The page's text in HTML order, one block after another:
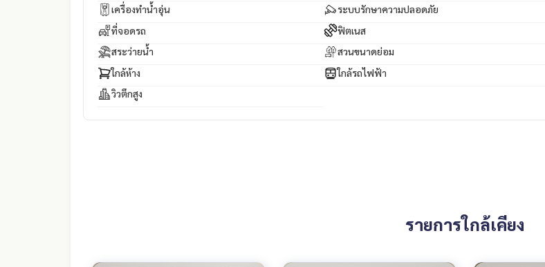
เครื่องทำน้ำอุ่น
ระบบรักษาความปลอดภัย
ที่จอดรถ
ฟิตเนส
สระว่ายน้ำ
สวนขนาดย่อม
ใกล้ห้าง
ใกล้รถไฟฟ้า
วิวตึกสูง
รายการใกล้เคียง